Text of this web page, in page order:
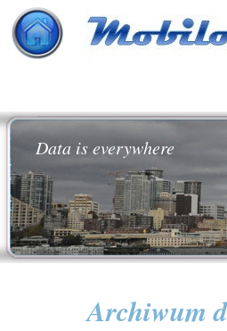
Data is everywhere
Archiwum